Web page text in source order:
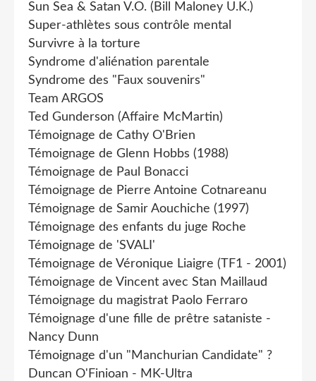
Sun Sea & Satan V.O. (Bill Maloney U.K.)
Super-athlètes sous contrôle mental
Survivre à la torture
Syndrome d'aliénation parentale
Syndrome des "Faux souvenirs"
Team ARGOS
Ted Gunderson (Affaire McMartin)
Témoignage de Cathy O'Brien
Témoignage de Glenn Hobbs (1988)
Témoignage de Paul Bonacci
Témoignage de Pierre Antoine Cotnareanu
Témoignage de Samir Aouchiche (1997)
Témoignage des enfants du juge Roche
Témoignage de 'SVALI'
Témoignage de Véronique Liaigre (TF1 - 2001)
Témoignage de Vincent avec Stan Maillaud
Témoignage du magistrat Paolo Ferraro
Témoignage d'une fille de prêtre sataniste -
Nancy Dunn
Témoignage d'un "Manchurian Candidate" ?
Duncan O'Finioan - MK-Ultra